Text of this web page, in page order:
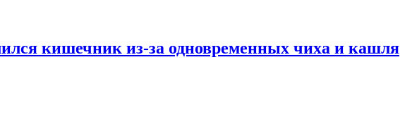
кишечник из-за одновременных чиха и кашля